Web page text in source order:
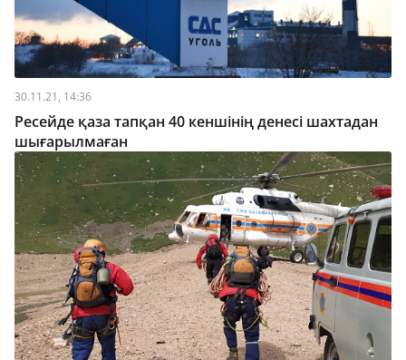
30.11.21, 14:36
Ресейде қаза тапқан 40 кеншінің денесі шахтадан
шығарылмаған